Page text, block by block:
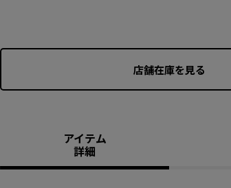
店舗在庫を見る
アイテム
詳細